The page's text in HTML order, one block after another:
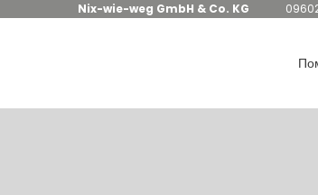
Nix-wie-weg GmbH & Co. KG